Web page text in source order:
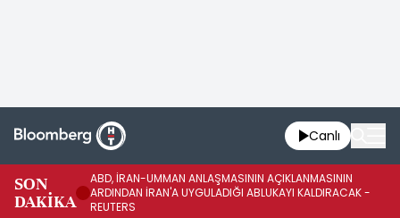
Canlı
SON
DAKİKA
ABD, İRAN-UMMAN ANLAŞMASININ AÇIKLANMASININ
ARDINDAN İRAN'A UYGULADIĞI ABLUKAYI KALDIRACAK -
REUTERS